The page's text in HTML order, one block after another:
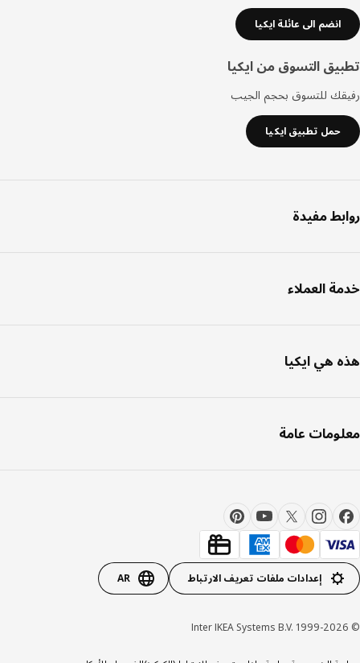
انضم الى عائلة ايكيا
التسوق من ايكيا
للتسوق بحجم الجيب
حمل تطبيق ايكيا
مفيدة
العملاء
هي ايكيا
عامة
إعدادات ملفات تعريف الارتباط AR